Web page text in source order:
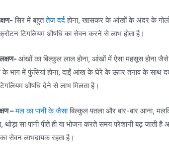
सिर में बहुततेज दर्दहोना, खासकर के आंखों के अंदर के गोलों
क्रोटन टिगलियम औषधि का सेवन करने से लाभ होता है।
आंखों का बिल्कुल लाल होना, आंखों में ऐसा महसूस होना
में फुंसियां होना, दाईं आंख के घेरे के ऊपर तनाव के साथ
औषधि देने से लाभ मिलता है।
–मल का पानी के जैसाबिल्कुल पतला और बार-बार आना,
थोड़ा सा पानी पीते ही या भोजन करते समय परेशानी बढ़ जाती
सेवन लाभदायक रहता है।